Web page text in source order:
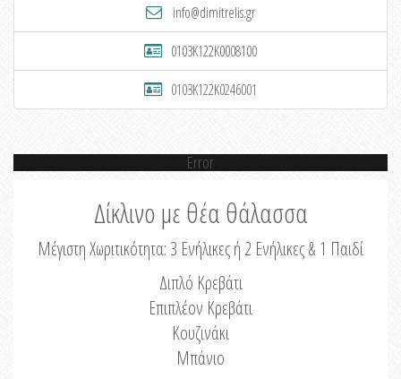
info@dimitrelis.gr
0103K122K0008100
0103K122K0246001
Error
Δίκλινο με θέα θάλασσα
Μέγιστη Χωριτικότητα: 3 Ενήλικες ή 2 Ενήλικες & 1 Παιδί
Διπλό Κρεβάτι
Επιπλέον Κρεβάτι
Κουζινάκι
Μπάνιο